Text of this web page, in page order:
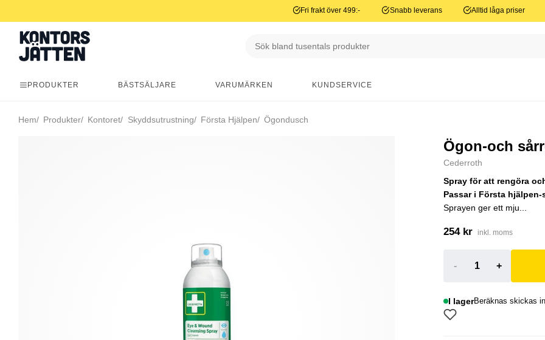
Fri frakt över 499:- Snabb leverans Alltid låga priser
PRODUKTER BÄSTSÄLJARE VARUMÄRKEN KUNDSERVICE
Hem Produkter Kontoret Skyddsutrustning Första Hjälpen Ögondusch
Ögon-och
Cederroth
Spray för att rengöra
Passar i Första
Sprayen ger ett mju...
254 kr inkl. moms
- +
I lagerBeräknas skickas